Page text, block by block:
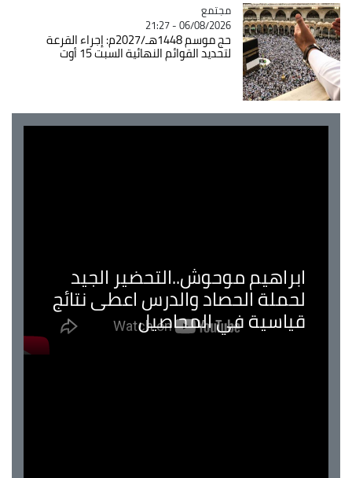
Catégorie
مجتمع
06/08/2026 - 21:27
حج موسم 1448هـ/2027م: إجراء القرعة
لتحديد القوائم النهائية السبت 15 أوت
ابراهيم موحوش..التحضير الجيد
لحملة الحصاد والدرس اعطى نتائج
قياسية في المحاصيل